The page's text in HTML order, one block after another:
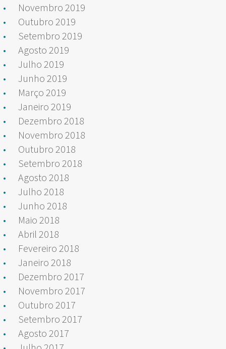
Novembro 2019
Outubro 2019
Setembro 2019
Agosto 2019
Julho 2019
Junho 2019
Março 2019
Janeiro 2019
Dezembro 2018
Novembro 2018
Outubro 2018
Setembro 2018
Agosto 2018
Julho 2018
Junho 2018
Maio 2018
Abril 2018
Fevereiro 2018
Janeiro 2018
Dezembro 2017
Novembro 2017
Outubro 2017
Setembro 2017
Agosto 2017